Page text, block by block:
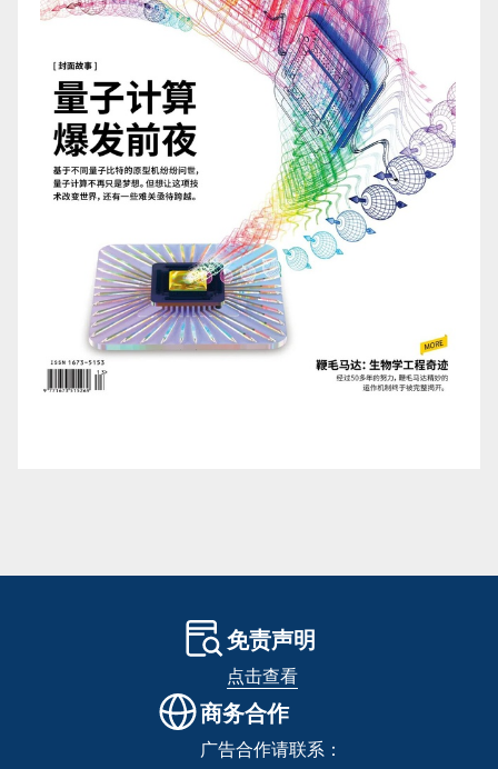
免责声明
点击查看
商务合作
广告合作请联系：